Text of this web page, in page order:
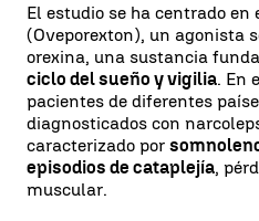
El estudio se ha centrado en
(Oveporexton), un agonista
orexina, una sustancia
ciclo del sueño y vigilia. En
pacientes de diferentes
diagnosticados con
caracterizado por
episodios de cataplejía,
muscular.